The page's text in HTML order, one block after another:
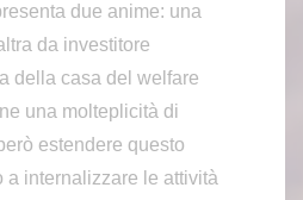
due anime: una
da investitore
della casa del welfare
una molteplicità di
estendere questo
a internalizzare le attività